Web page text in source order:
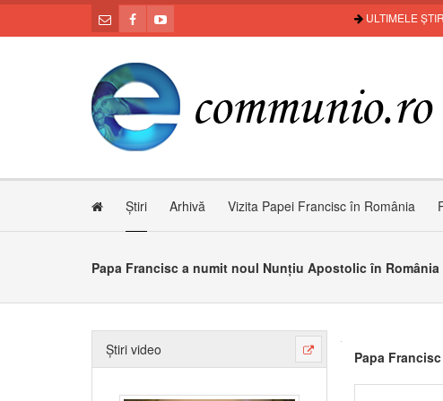
ULTIMELE
Știri Arhivă Vizita Papei Francisc în România
Papa Francisc a numit noul Nunțiu Apostolic în România
Știri video Papa